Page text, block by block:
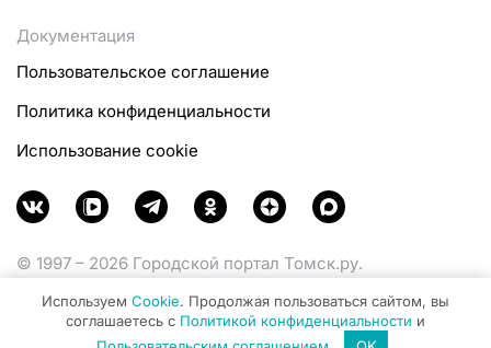
Документация
Пользовательское соглашение
Политика конфиденциальности
Использование cookie
© 1997 – 2026 Городской портал Томск.ру.
Министерства цифрового развития, связи и массовых
коммуникаций Российской Федерации.
Используем Cookie. Продолжая пользоваться сайтом, вы
соглашаетесь с Политикой конфиденциальности и